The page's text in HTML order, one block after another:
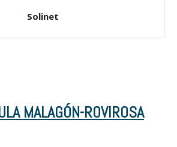
Solinet
MALAGÓN-ROVIROSA